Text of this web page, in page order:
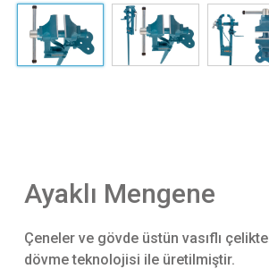
Ayaklı Mengene
Çeneler ve gövde üstün vasıflı
dövme teknolojisi ile üretilmiştir.